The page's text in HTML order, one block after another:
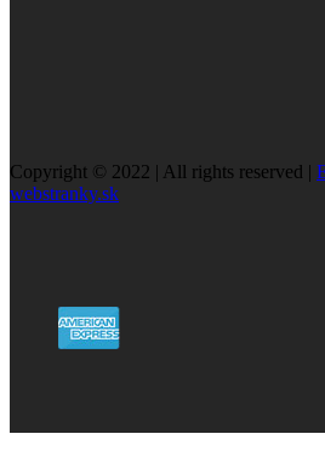
Copyright © 2022 | All rights reserved |
webstranky.sk